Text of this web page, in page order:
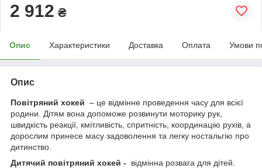
2 912 ₴
Опис Характеристики Доставка Оплата Умови
Опис
Повітряний хокей – це відмінне проведення часу для всієї
родини. Дітям вона допоможе розвинути моторику рук,
швидкість реакції, кмітливість, спритність, координацію рухів, а
дорослим принесе масу задоволення та легку ностальгію про
дитинство.
Дитячий повітряний хокей -
відмінна розвага для дітей.